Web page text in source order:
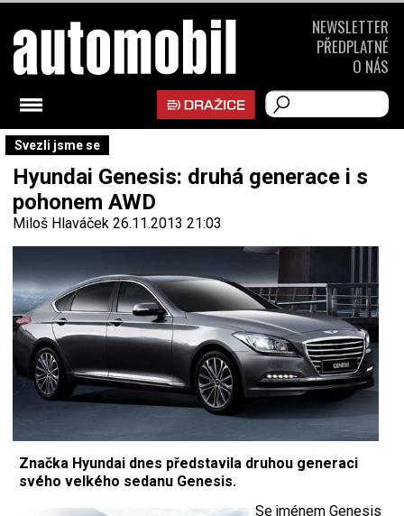
Svezli jsme se
Hyundai Genesis: druhá generace i s
pohonem AWD
Miloš Hlaváček 26.11.2013 21:03
Značka Hyundai dnes představila druhou generaci
svého velkého sedanu Genesis.
Se jménem Genesis
NEWSLETTER
PŘEDPLATNÉ
O NÁS